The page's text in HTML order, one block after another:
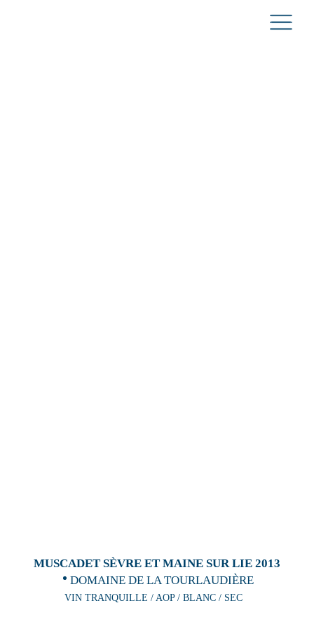
MUSCADET SÈVRE ET MAINE SUR LIE 2013
DOMAINE DE LA TOURLAUDIÈRE
VIN TRANQUILLE / AOP / BLANC / SEC